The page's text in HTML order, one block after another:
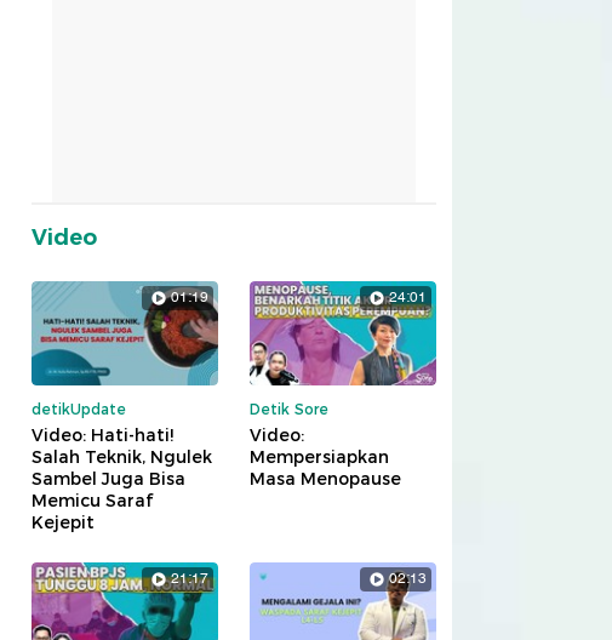
Video
01:19
detikUpdate
Video: Hati-hati!
Salah Teknik, Ngulek
Sambel Juga Bisa
Memicu Saraf
Kejepit
24:01
Detik Sore
Video:
Mempersiapkan
Masa Menopause
21:17 02:13